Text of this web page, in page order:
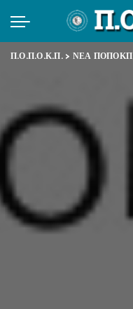
Π.Ο.Π.Ο.Κ.Π.> ΝΕΑ ΠΟΠΟΚΠ